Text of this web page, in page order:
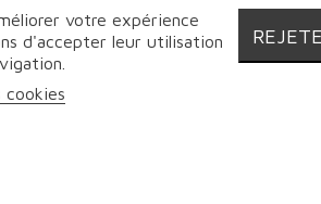
votre expérience
d'accepter leur utilisation
cookies
- Promoplast - 2026 | Tous droits